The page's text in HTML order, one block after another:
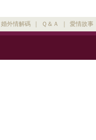
婚外情解碼 Ｑ＆Ａ 愛情故事